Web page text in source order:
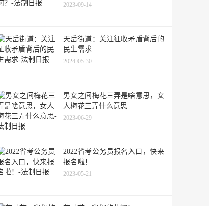
2023-09-14
天岳街道：关注征收矛盾背后的
民生需求
2024-05-30
男女之间梅花三弄是啥意思，女
人梅花三弄什么意思
2023-06-29
2022省考公务员报名入口，快来
报名啦！
2023-05-21